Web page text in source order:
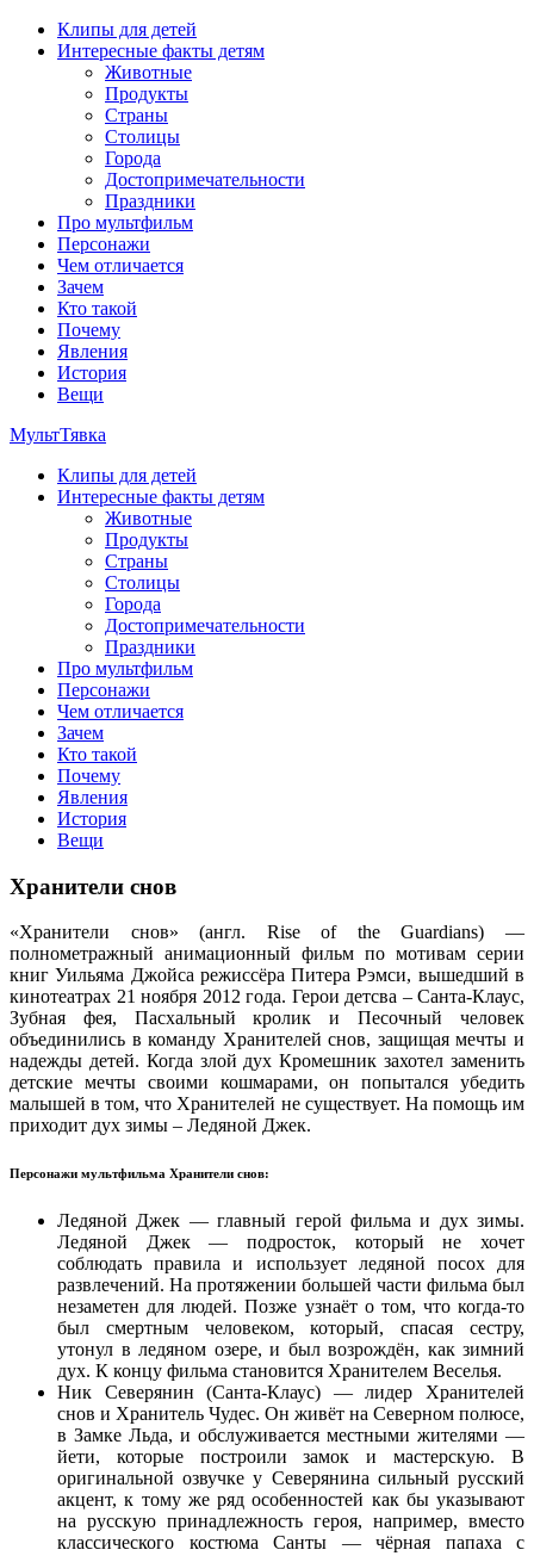
Перейти
содержимому
Клипы для детей
Интересные факты детям
Животные
Продукты
Страны
Столицы
Города
Достопримечательности
Праздники
Про мультфильм
Персонажи
Чем отличается
Зачем
Кто такой
Почему
Явления
История
Вещи
МультТявка
интересные факты про страны, столицы и города, клипы из
мультфильмов, мульт-клипы, песни из мультиков, детские
клипы, интересные факты о мультфильмах и про персонажей
мультфильмов
Клипы для детей
Интересные факты детям
Животные
Продукты
Страны
Столицы
Города
Достопримечательности
Праздники
Про мультфильм
Персонажи
Чем отличается
Зачем
Кто такой
Почему
Явления
История
Вещи
Хранители снов
«Хранители снов» (англ. Rise of the Guardians) —
полнометражный анимационный фильм по мотивам серии
книг Уильяма Джойса режиссёра Питера Рэмси, вышедший в
кинотеатрах 21 ноября 2012 года. Герои детсва – Санта-Клаус,
Зубная фея, Пасхальный кролик и Песочный человек
объединились в команду Хранителей снов, защищая мечты и
надежды детей. Когда злой дух Кромешник захотел заменить
детские мечты своими кошмарами, он попытался убедить
малышей в том, что Хранителей не существует. На помощь им
приходит дух зимы – Ледяной Джек.
Персонажи мультфильма Хранители снов:
Ледяной Джек — главный герой фильма и дух зимы.
Ледяной Джек — подросток, который не хочет
соблюдать правила и использует ледяной посох для
развлечений. На протяжении большей части фильма был
незаметен для людей. Позже узнаёт о том, что когда-то
был смертным человеком, который, спасая сестру,
утонул в ледяном озере, и был возрождён, как зимний
дух. К концу фильма становится Хранителем Веселья.
Ник Северянин (Санта-Клаус) — лидер Хранителей
снов и Хранитель Чудес. Он живёт на Северном полюсе,
в Замке Льда, и обслуживается местными жителями —
йети, которые построили замок и мастерскую. В
оригинальной озвучке у Северянина сильный русский
акцент, к тому же ряд особенностей как бы указывают
на русскую принадлежность героя, например, вместо
классического костюма Санты — чёрная папаха с